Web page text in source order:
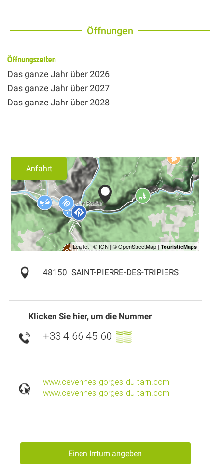
Öffnungen
Öffnungszeiten
Das ganze Jahr über 2026
Das ganze Jahr über 2027
Das ganze Jahr über 2028
Anfahrt
48150 SAINT-PIERRE-DES-TRIPIERS
Klicken Sie hier, um die Nummer
+33 4 66 45 60 ▒▒
www.cevennes-gorges-du-tarn.com
www.cevennes-gorges-du-tarn.com
Einen Irrtum angeben